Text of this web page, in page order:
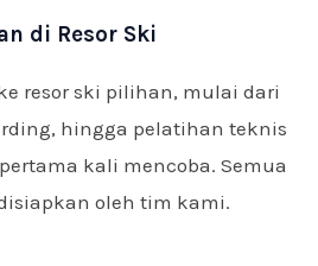
di Resor Ski
resor ski pilihan, mulai dari
hingga pelatihan teknis
kali mencoba. Semua
oleh tim kami.